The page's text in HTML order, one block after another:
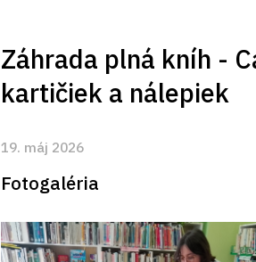
Záhrada plná kníh -
kartičiek a nálepiek
19. máj 2026
Fotogaléria